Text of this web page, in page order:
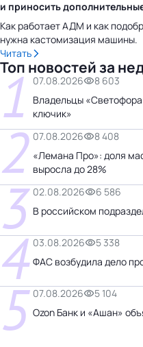
и приносить
Как работает АДМ и как
нужна кастомизация машины.
Читать
Топ новостей за
1 07.08.2026
8 603
Владельцы
ключик»
2 07.08.2026
8 408
«Лемана Про»: доля
выросла до 28%
3 02.08.2026
6 586
В российском
4 03.08.2026
5 338
ФАС возбудила дело
5 07.08.2026
5 104
Ozon Банк и «Ашан»